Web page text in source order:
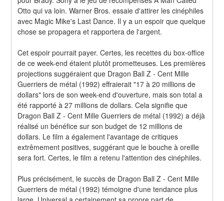
Otto qui va loin. Warner Bros. essaie d'attirer les cinéphiles
avec Magic Mike's Last Dance. Il y a un espoir que quelque
chose se propagera et rapportera de l'argent.
Cet espoir pourrait payer. Certes, les recettes du box-office
de ce week-end étaient plutôt prometteuses. Les premières
projections suggéraient que Dragon Ball Z - Cent Mille
Guerriers de métal (1992) effraierait "17 à 20 millions de
dollars" lors de son week-end d'ouverture, mais son total a
été rapporté à 27 millions de dollars. Cela signifie que
Dragon Ball Z - Cent Mille Guerriers de métal (1992) a déjà
réalisé un bénéfice sur son budget de 12 millions de
dollars. Le film a également l'avantage de critiques
extrêmement positives, suggérant que le bouche à oreille
sera fort. Certes, le film a retenu l'attention des cinéphiles.
Plus précisément, le succès de Dragon Ball Z - Cent Mille
Guerriers de métal (1992) témoigne d'une tendance plus